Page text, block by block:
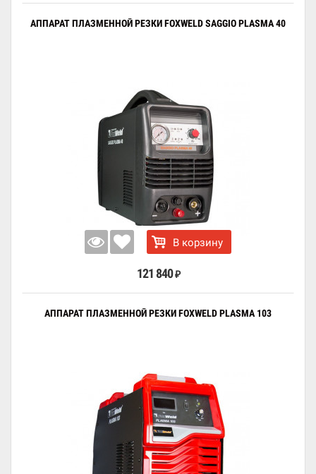
АППАРАТ ПЛАЗМЕННОЙ РЕЗКИ FOXWELD SAGGIO PLASMA 40
В корзину
121 840 ₽
АППАРАТ ПЛАЗМЕННОЙ РЕЗКИ FOXWELD PLASMA 103